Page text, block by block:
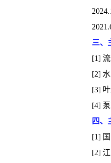
三、
[1]
[2]
[3]
[4]
四、
[1]
[2]